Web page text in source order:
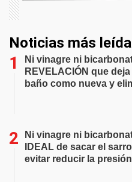
Noticias más
Ni vinagre ni
REVELACIÓN que
baño como nueva y
Ni vinagre ni
IDEAL de sacar el
evitar reducir la presión